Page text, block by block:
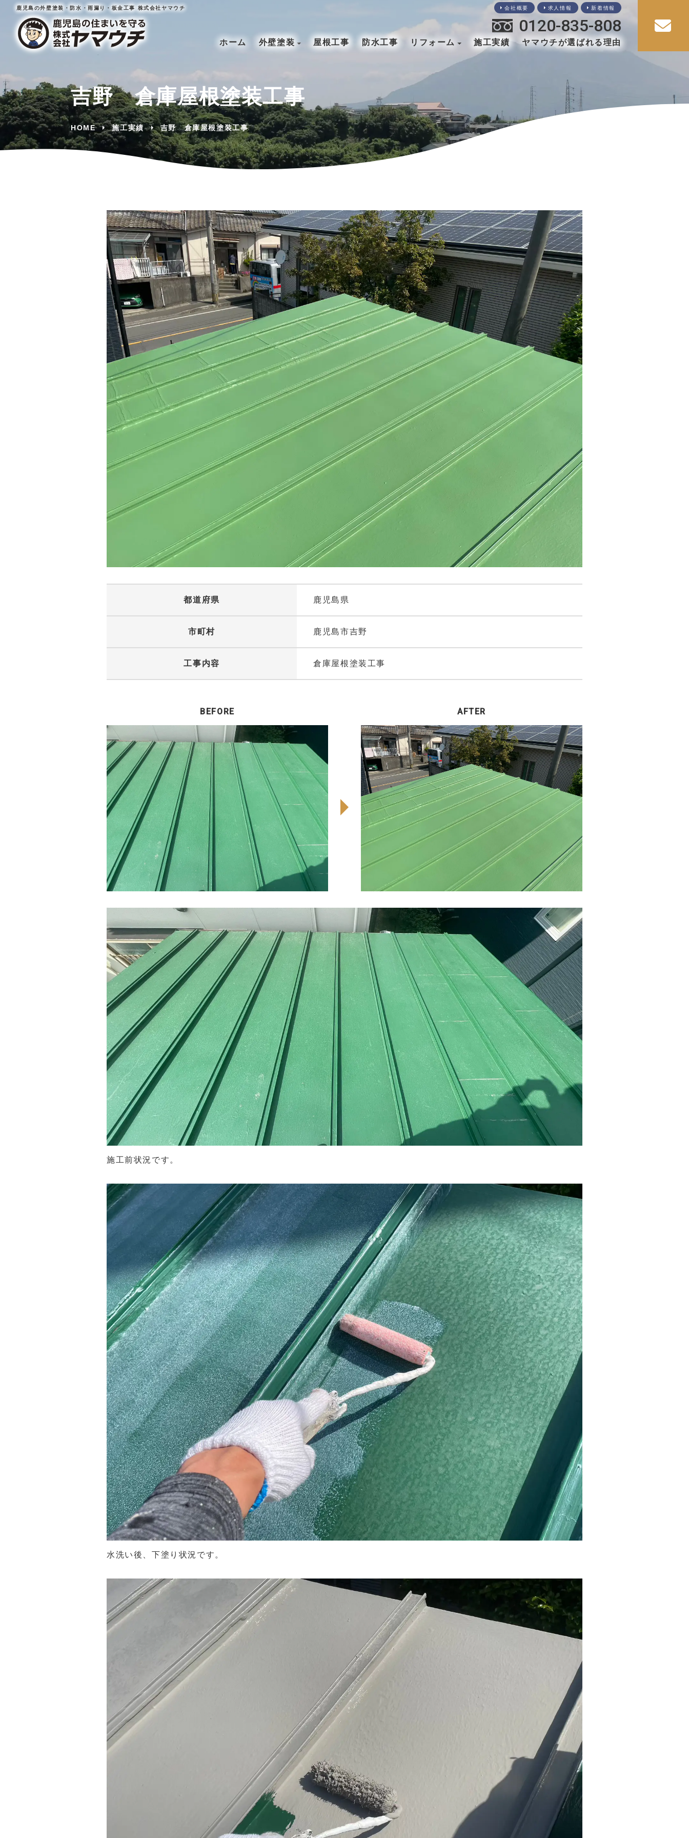
鹿児島の外壁塗装・防水・雨漏り・板金工事 株式会社ヤマウチ 会社概要 求人情報 新着情報
0120-835-808
ホーム 外壁塗装 屋根工事 防水工事 リフォーム
水回り(キッチン・トイレ・バス) 内装・改装
外構・エクステリア 全面改装・増築
施工実績 ヤマウチが選ばれる理由
吉野 倉庫屋根塗装工事
HOME 施工実績 吉野 倉庫屋根塗装工事
都道府県 鹿児島県
市町村 鹿児島市吉野
工事内容 倉庫屋根塗装工事
施工前状況です。
水洗い後、下塗り状況です。